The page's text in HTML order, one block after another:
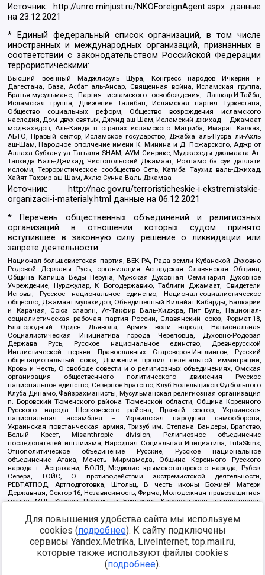
Источник: http://unro.minjust.ru/NKOForeignAgent.aspxданные
на23.12.2021
* Единый федеральный список организаций, в том числе
иностранных и международных организаций, признанных в
соответствии с законодательством Российской Федерации
террористическими:
Высший военный Маджлисуль Шура, Конгресс народов Ичкерии и
Дагестана, База, Асбат аль-Ансар, Священная война, Исламская группа,
Братья-мусульмане, Партия исламского освобождения, Лашкар-И-Тайба,
Исламская группа, Движение Талибан, Исламская партия Туркестана,
Общество социальных реформ, Общество возрождения исламского
наследия, Дом двух святых, Джунд аш-Шам, Исламский джихад – Джамаат
моджахедов, Аль-Каида в странах исламского Магриба, Имарат Кавказ,
АБТО, Правый сектор, Исламское государство, Джабха аль-Нусра ли-Ахль
аш-Шам, Народное ополчение имени К. Минина и Д. Пожарского, Аджр от
Аллаха Субхану уа Тагьаля SHAM, АУМ Синрике, Муджахеды джамаата Ат-
Тавхида Валь-Джихад, Чистопольский Джамаат, Рохнамо ба суи давлати
исломи, Террористическое сообщество Сеть, Катиба Таухид валь-Джихад,
Хайят Тахрир аш-Шам, Ахлю Сунна Валь Джамаа
Источник:
http://nac.gov.ru/terroristicheskie-i-ekstremistskie-
organizacii-i-materialy.html данные на06.12.2021
* Перечень общественных объединений и религиозных
организаций в отношении которых судом принято
вступившее в законную силу решение о ликвидации или
запрете деятельности:
Национал-большевистская партия, ВЕК РА, Рада земли Кубанской Духовно
Родовой Державы Русь, организация Асгардская Славянская Община,
Община Капища Веды Перуна, Мужская Духовная Семинария Духовное
Учреждение, Нурджулар, К Богодержавию, Таблиги Джамаат, Свидетели
Иеговы, Русское национальное единство, Национал-социалистическое
общество, Джамаат мувахидов, Объединенный Вилайат Кабарды, Балкарии
и Карачая, Союз славян, Ат-Такфир Валь-Хиджра, Пит Буль, Национал-
социалистическая рабочая партия России, Славянский союз, Формат-18,
Благородный Орден Дьявола, Армия воли народа, Национальная
Социалистическая Инициатива города Череповца, Духовно-Родовая
Держава Русь, Русское национальное единство, Древнерусской
Инглистической церкви Православных Староверов-Инглингов, Русский
общенациональный союз, Движение против нелегальной иммиграции,
Кровь и Честь, О свободе совести и о религиозных объединениях, Омская
организация общественного политического движения Русское
национальное единство, Северное Братство, Клуб Болельщиков Футбольного
Клуба Динамо, Файзрахманисты, Мусульманская религиозная организация
п. Боровский Тюменского района Тюменской области, Община Коренного
Русского народа Щелковского района, Правый сектор, Украинская
национальная ассамблея – Украинская народная самооборона,
Украинская повстанческая армия, Тризуб им. Степана Бандеры, Братство,
Белый Крест, Misanthropic division, Религиозное объединение
последователей инглиизма, Народная Социальная Инициатива, TulaSkins,
Этнополитическое объединение Русские, Русское национальное
объединение Атака, Мечеть Мирмамеда, Община Коренного Русского
народа г. Астрахани, ВОЛЯ, Меджлис крымскотатарского народа, Рубеж
Севера, ТОЙС, О противодействии экстремистской деятельности,
РЕВТАТПОД, Артподготовка, Штольц, В честь иконы Божией Матери
Державная, Сектор 16, Независимость, Фирма, Молодежная правозащитная
группа МПГ, Курсом Правды и Единения, Каракольская инициативная
Благотворительный пансионат Ак Умут, Русская республика Русь,
Арестантское уголовное единство, Башкорт, Нация и свобода, W.H.С., Фалунь
Дафа, Иртыш Ultras, Русский Патриотический клуб-Новокузнецк/РПК,
Сибирский державный союз, Фонд борьбы с коррупцией, Фонд защиты прав
граждан, Штабы Навального, Совет граждан СССР Прикубанского округа г.
https://minjust.gov.ru/ru/documents/7822/
Для повышения удобства сайта мы используем
cookies (подробнее). К сайту подключены
сервисы Yandex.Metrika, LiveInternet, top.mail.ru,
которые также используют файлы cookies
(подробнее).